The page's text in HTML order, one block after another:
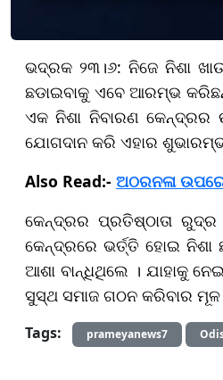
ଭଦ୍ରକ ୨୩।୬: ନିଜେ ନିଶା
ଛଡାଇବାକୁ ଏବେ ଆରମ୍ଭ
ଏକ ନିଶା ନିବାରଣ କେନ୍ଦ୍ରର
ଯୋଗଦାନ କରି ଏହାର
Also Read:- ଅଠରନଳା
କେନ୍ଦ୍ରର ପ୍ରତିଷ୍ଠାତା
କେନ୍ଦ୍ରରେ ଭର୍ତ୍ତି ହୋଇ
ଆଶା ବାନ୍ଧିଥିଲେ । ଯାହାକୁ
ସୁସ୍ଥ ସମାଜ ଗଠନ କରିବାର
Tags: prameyanews7